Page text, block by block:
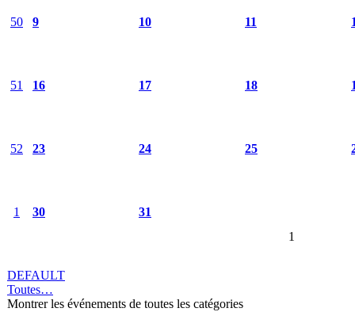
50 9 10 11
51 16 17 18
52 23 24 25
1 30
31
1
DEFAULT
Toutes…
Montrer les événements de toutes les catégories